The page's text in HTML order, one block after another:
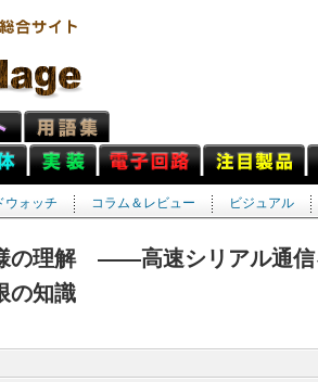
ウォッチ コラム＆レビュー ビジュアル
の理解 ――高速シリアル通信
の知識